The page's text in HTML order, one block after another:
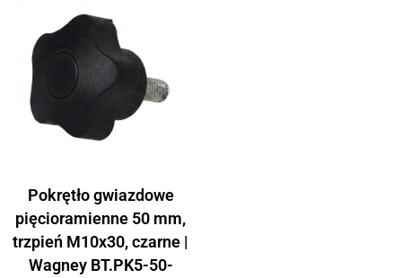
Pokrętło gwiazdowe
pięcioramienne 50 mm,
trzpień M10x30, czarne |
Wagney BT.PK5-50-